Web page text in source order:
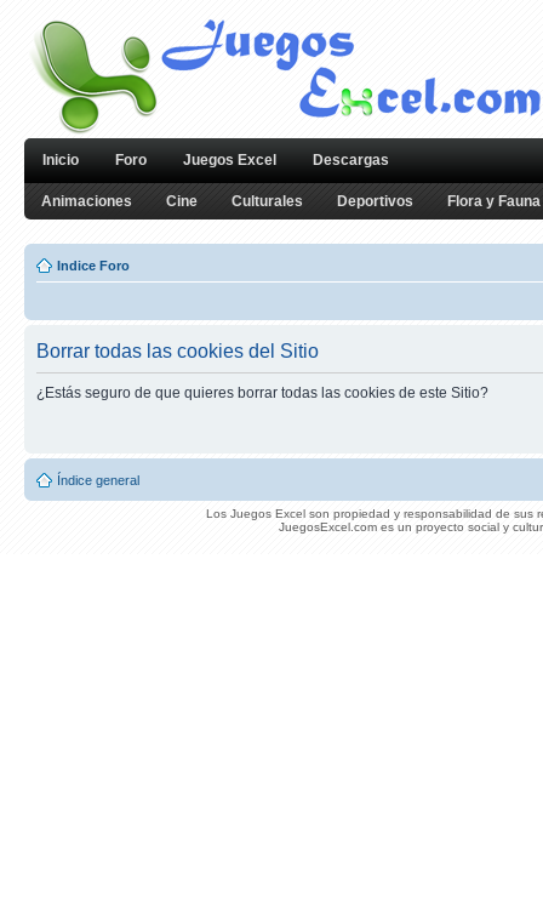
Inicio Foro Juegos Excel Descargas
Animaciones Cine Culturales Deportivos Flora y Fauna
Indice Foro
Borrar todas las cookies del Sitio
¿Estás seguro de que quieres borrar todas las cookies de este Sitio?
Índice general
Los Juegos Excel son propiedad y responsabilidad de sus
JuegosExcel.com es un proyecto social y